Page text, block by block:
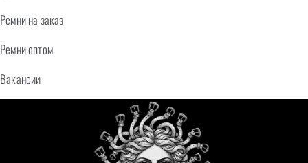
Ремни на заказ
Ремни оптом
Вакансии